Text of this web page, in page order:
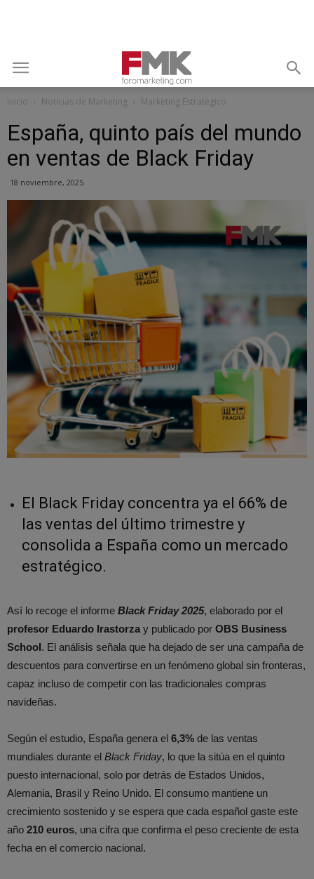
Inicio Noticias de Marketing Marketing Estratégico
España, quinto país del mundo
en ventas de Black Friday
18 noviembre, 2025
El Black Friday concentra ya el 66% de
las ventas del último trimestre y
consolida a España como un mercado
estratégico.
Así lo recoge el informe Black Friday 2025, elaborado por el
profesor Eduardo Irastorza y publicado por OBS Business
School. El análisis señala que ha dejado de ser una campaña de
descuentos para convertirse en un fenómeno global sin fronteras,
capaz incluso de competir con las tradicionales compras
navideñas.
Según el estudio, España genera el 6,3% de las ventas
mundiales durante el Black Friday, lo que la sitúa en el quinto
puesto internacional, solo por detrás de Estados Unidos,
Alemania, Brasil y Reino Unido. El consumo mantiene un
crecimiento sostenido y se espera que cada español gaste este
año 210 euros, una cifra que confirma el peso creciente de esta
fecha en el comercio nacional.